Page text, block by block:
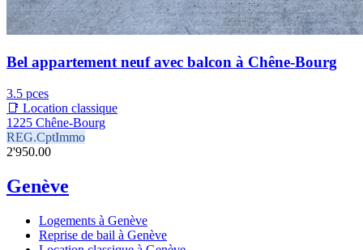
Bel appartement neuf avec balcon à Chêne-Bourg
3.5 pces
📑 Location classique
1225 Chêne-Bourg
REG.CptImmo
2'950.00
Genève
Logements à Genève
Reprise de bail à Genève